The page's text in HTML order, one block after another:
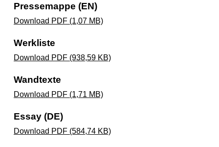
Pressemappe (EN)
Download PDF (1,07 MB)
Werkliste
Download PDF (938,59 KB)
Wandtexte
Download PDF (1,71 MB)
Essay (DE)
Download PDF (584,74 KB)